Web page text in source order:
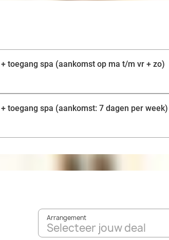
toegang spa (aankomst op ma t/m vr + zo)
toegang spa (aankomst: 7 dagen per week)
Arrangement
Selecteer jouw deal